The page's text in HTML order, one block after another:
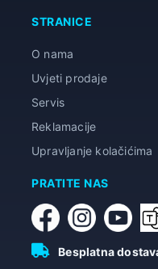
STRANICE
O nama
Uvjeti prodaje
Servis
Reklamacije
Upravljanje kolačićima
PRATITE NAS
Besplatna